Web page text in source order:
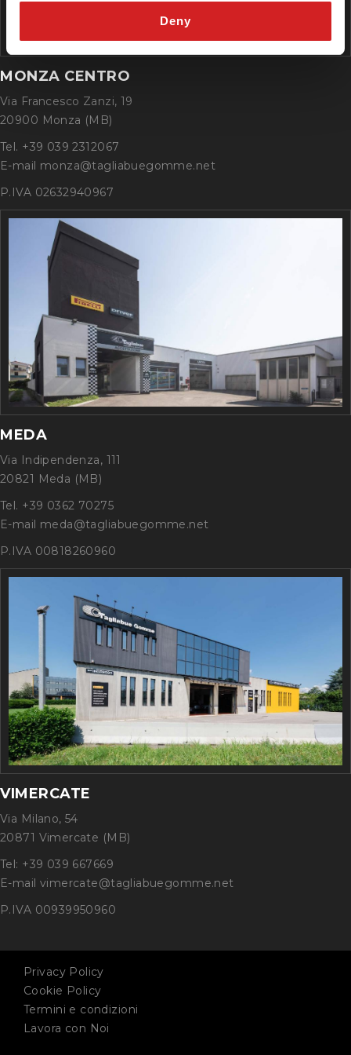
Deny
MONZA CENTRO
Via Francesco Zanzi, 19
20900 Monza (MB)
Tel. +39 039 2312067
E-mail monza@tagliabuegomme.net
P.IVA 02632940967
MEDA
Via Indipendenza, 111
20821 Meda (MB)
Tel. +39 0362 70275
E-mail meda@tagliabuegomme.net
P.IVA 00818260960
VIMERCATE
Via Milano, 54
20871 Vimercate (MB)
Tel: +39 039 667669
E-mail vimercate@tagliabuegomme.net
P.IVA 00939950960
Privacy Policy
Cookie Policy
Termini e condizioni
Lavora con Noi